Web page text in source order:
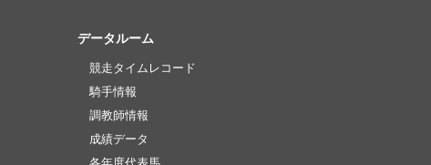
データルーム
競走タイムレコード
騎手情報
調教師情報
成績データ